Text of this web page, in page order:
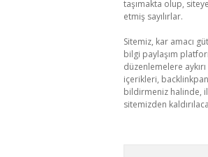
taşımakta olup,
etmiş sayılırlar.
Sitemiz, kar amacı
bilgi paylaşım
düzenlemelere
içerikleri,
bildirmeniz halinde,
sitemizden